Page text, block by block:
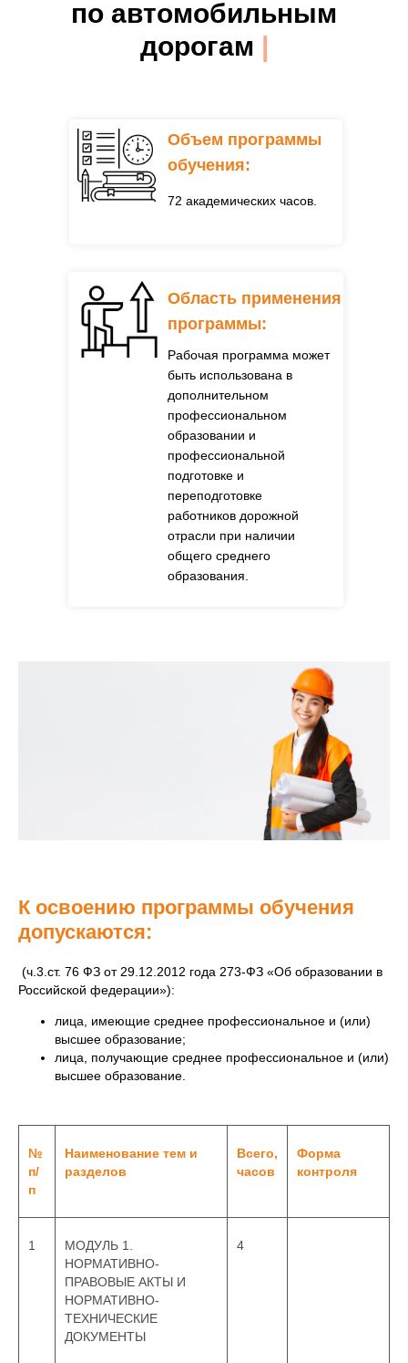
по автомобильным
дорогам |
72 академических часов.
Объем программы
обучения:
Рабочая программа может
быть использована в
дополнительном
профессиональном
образовании и
профессиональной
подготовке и
переподготовке
работников дорожной
отрасли при наличии
общего среднего
образования.
Область применения
программы:
К освоению программы обучения
допускаются:
(ч.3.ст. 76 ФЗ от 29.12.2012 года 273-ФЗ «Об образовании в
Российской федерации»):
лица, имеющие среднее профессиональное и (или)
высшее образование;
лица, получающие среднее профессиональное и (или)
высшее образование.
№
п/
п
Наименование тем и
разделов
Всего,
часов
Форма
контроля
1
МОДУЛЬ 1.
НОРМАТИВНО-
ПРАВОВЫЕ АКТЫ И
НОРМАТИВНО-
ТЕХНИЧЕСКИЕ
ДОКУМЕНТЫ
4